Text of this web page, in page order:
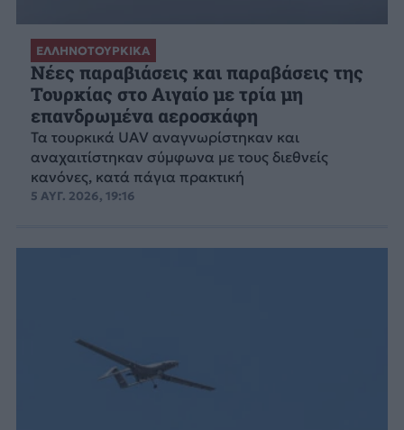
ΕΛΛΗΝΟΤΟΥΡΚΙΚΑ
Νέες παραβιάσεις και παραβάσεις της
Τουρκίας στο Αιγαίο με τρία μη
επανδρωμένα αεροσκάφη
Τα τουρκικά UAV αναγνωρίστηκαν και
αναχαιτίστηκαν σύμφωνα με τους διεθνείς
κανόνες, κατά πάγια πρακτική
5 ΑΥΓ. 2026, 19:16